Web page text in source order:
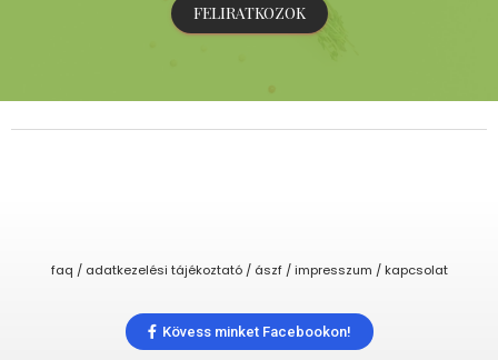
FELIRATKOZOK
faq / adatkezelési tájékoztató / ászf / impresszum / kapcsolat
Kövess minket Facebookon!